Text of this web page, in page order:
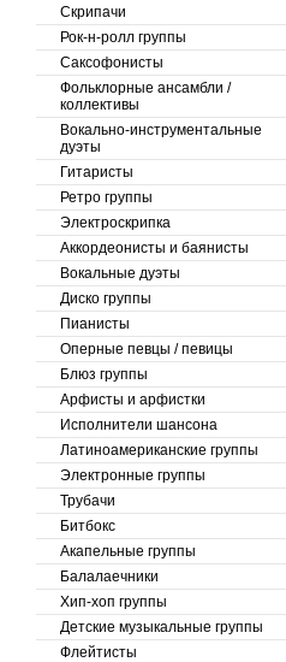
Скрипачи
Рок-н-ролл группы
Саксофонисты
Фольклорные ансамбли /
коллективы
Вокально-инструментальные
дуэты
Гитаристы
Ретро группы
Электроскрипка
Аккордеонисты и баянисты
Вокальные дуэты
Диско группы
Пианисты
Оперные певцы / певицы
Блюз группы
Арфисты и арфистки
Исполнители шансона
Латиноамериканские группы
Электронные группы
Трубачи
Битбокс
Акапельные группы
Балалаечники
Хип-хоп группы
Детские музыкальные группы
Флейтисты